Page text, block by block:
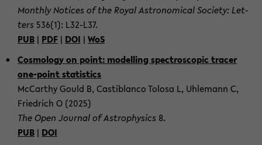
Month­ly No­ti­ces of the Royal As­tro­no­mic­al So­cie­ty: Let­
ters 536(1): L32-​L37.
PUB | PDF | DOI | WoS
Cos­mo­lo­gy on point: mo­del­ling spec­tro­scopic tracer
one-​point sta­tis­tics
Mc­Car­thy Gould B, Cas­ti­blan­co To­losa L, Uh­le­mann C,
Fried­rich O (2025)
The Open Jour­nal of As­tro­phy­sics 8.
PUB | DOI